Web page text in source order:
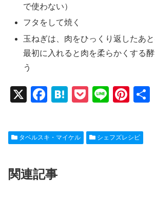
で使わない）
フタをして焼く
玉ねぎは、肉をひっくり返したあ
最初に入れると肉を柔らかくする
う
X
F
c
e
o
H
e
n
P
ck
et
Li
e
Pi
er
e
タベルスキ・マイケル シェフズレシピ
関連記事